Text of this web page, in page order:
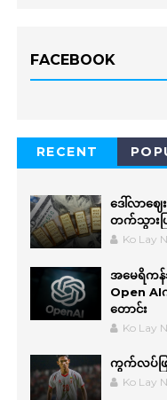
FACEBOOK
RECENT
ဒေါ်လာဈ
တက်သွားပြ
Ko Lay
အမေရိက
Open
တောင်း
Ko Lay
ကွက်လပ်ဖ
Ko Lay